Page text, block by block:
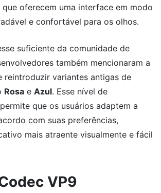
que oferecem uma interface em modo
e confortável para os olhos.
suficiente da comunidade de
também mencionaram a
reintroduzir variantes antigas de
Rosa e Azul. Esse nível de
que os usuários adaptem a
com suas preferências,
mais atraente visualmente e fácil
VP9